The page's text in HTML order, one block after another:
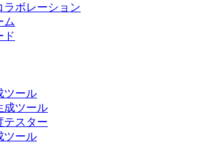
ラボレーション
ム
ド
ツール
成ツール
テスター
ツール